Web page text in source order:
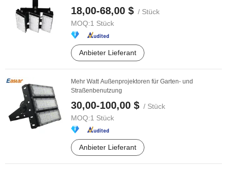
18,00-68,00 $ / Stück
MOQ:1 Stück
Anbieter Lieferant
Mehr Watt Außenprojektoren für Garten- und
Straßenbenutzung
30,00-100,00 $ / Stück
MOQ:1 Stück
Anbieter Lieferant